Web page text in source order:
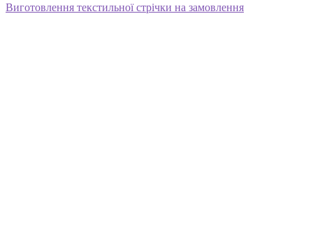
Виготовлення текстильної стрічки на замовлення